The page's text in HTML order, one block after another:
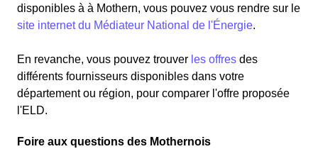
disponibles à à Mothern, vous pouvez vous rendre sur le
site internet du Médiateur National de l'Énergie.
En revanche, vous pouvez trouver les offres des
différents fournisseurs disponibles dans votre
département ou région, pour comparer l'offre proposée
l'ELD.
Foire aux questions des Mothernois